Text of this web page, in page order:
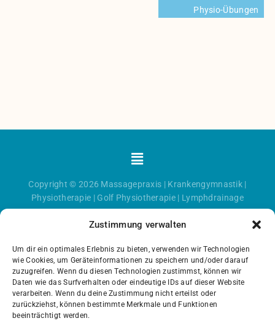
Zustimmung verwalten
Um dir ein optimales Erlebnis zu bieten, verwenden wir Technologien
wie Cookies, um Geräteinformationen zu speichern und/oder darauf
zuzugreifen. Wenn du diesen Technologien zustimmst, können wir
Daten wie das Surfverhalten oder eindeutige IDs auf dieser Website
verarbeiten. Wenn du deine Zustimmung nicht erteilst oder
zurückziehst, können bestimmte Merkmale und Funktionen
beeinträchtigt werden.
Physio-Übungen
Menü
Copyright © 2026 Massagepraxis | Krankengymnastik |
Physiotherapie | Golf Physiotherapie | Lymphdrainage